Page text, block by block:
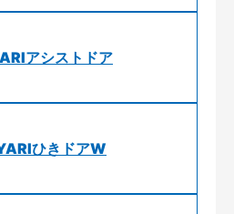
アシストドア
ひきドアW